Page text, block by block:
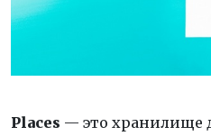
Places — это хранилище